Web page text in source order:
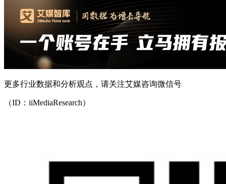
更多行业数据和分析观点，请关注艾媒咨询微信号
（ID：iiMediaResearch）